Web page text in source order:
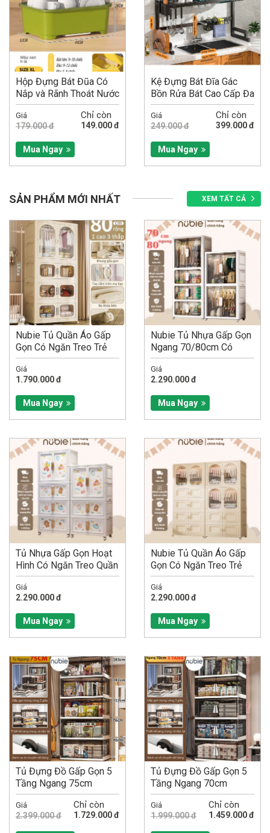
Hộp Đựng Bát Đũa Có
Nắp và Rãnh Thoát Nước
Size XL
Giá
179.000 đ
Chỉ còn
149.000 đ
Mua Ngay
Kệ Đựng Bát Đĩa Gác
Bồn Rửa Bát Cao Cấp Đa
Năng 1Tầng-Kệ Để...
Giá
249.000 đ
Chỉ còn
399.000 đ
Mua Ngay
SẢN PHẨM MỚI NHẤT XEM TẤT CẢ
Nubie Tủ Quần Áo Gấp
Gọn Có Ngăn Treo Trẻ
Em, Đựng Đồ Đa Năng...
Giá
1.790.000 đ
Mua Ngay
Nubie Tủ Nhựa Gấp Gọn
Ngang 70/80cm Có
Ngăn Treo Quần Áo,
Đựng Đồ Dùng...
Giá
2.290.000 đ
Mua Ngay
Tủ Nhựa Gấp Gọn Hoạt
Hình Có Ngăn Treo Quần
Áo Nubie, Hộp Gấp
Đựng...
Giá
2.290.000 đ
Mua Ngay
Nubie Tủ Quần Áo Gấp
Gọn Có Ngăn Treo Trẻ
Em, Đựng Đồ Đa Năng...
Giá
2.290.000 đ
Mua Ngay
Tủ Đựng Đồ Gấp Gọn 5
Tầng Ngang 75cm
Giá
2.399.000 đ
Chỉ còn
1.729.000 đ
Tủ Đựng Đồ Gấp Gọn 5
Tầng Ngang 70cm
Giá
1.999.000 đ
Chỉ còn
1.459.000 đ